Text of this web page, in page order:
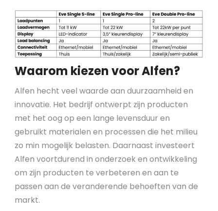
Waarom kiezen voor Alfen?
Alfen hecht veel waarde aan duurzaamheid en
innovatie. Het bedrijf ontwerpt zijn producten
met het oog op een lange levensduur en
gebruikt materialen en processen die het milieu
zo min mogelijk belasten. Daarnaast investeert
Alfen voortdurend in onderzoek en ontwikkeling
om zijn producten te verbeteren en aan te
passen aan de veranderende behoeften van de
markt.